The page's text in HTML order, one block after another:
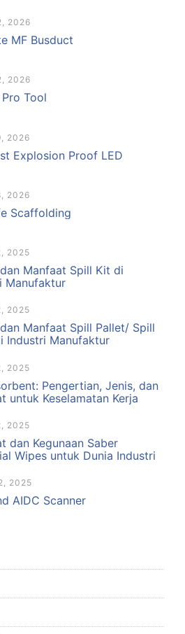
2026
MF Busduct
2026
Tool
2026
Explosion Proof LED
2026
Scaffolding
2025
Manfaat Spill Kit di
Manufaktur
2025
Manfaat Spill Pallet/ Spill
Industri Manufaktur
2025
Pengertian, Jenis, dan
untuk Keselamatan Kerja
2025
dan Kegunaan Saber
Wipes untuk Dunia Industri
2025
AIDC Scanner